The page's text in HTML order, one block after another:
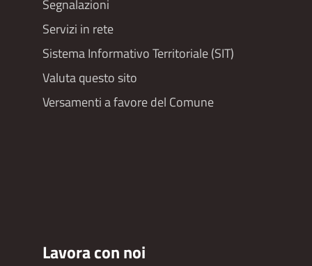
Segnalazioni
Servizi in rete
Sistema Informativo Territoriale (SIT)
Valuta questo sito
Versamenti a favore del Comune
Lavora con noi